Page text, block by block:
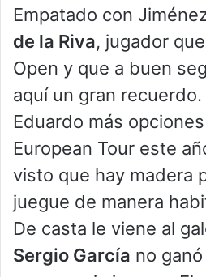
Empatado con
de la Riva, jugador
Open y que a buen
aquí un gran
Eduardo más
European Tour este
visto que hay madera
juegue de manera
De casta le viene al
Sergio García no